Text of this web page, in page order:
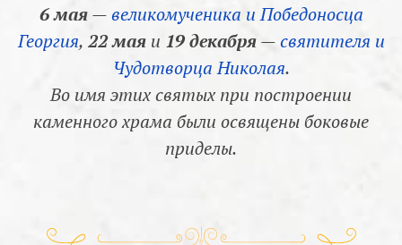
6 мая—великомученика и Победоносца
Георгия, 22 маяи 19 декабря—святителя и
Чудотворца Николая.
Во имя этих святых при построении
каменного храма были освящены боковые
приделы.